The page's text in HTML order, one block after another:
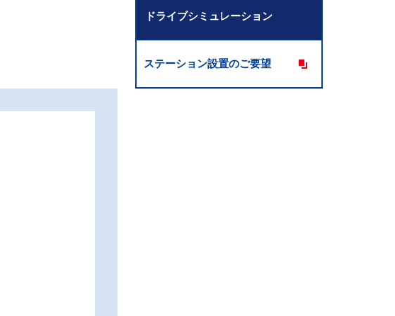
ドライブシミュレーション
ステーション設置のご要望